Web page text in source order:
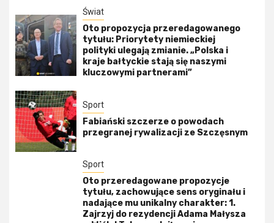
Świat
Oto propozycja przeredagowanego
tytułu: Priorytety niemieckiej
polityki ulegają zmianie. „Polska i
kraje bałtyckie stają się naszymi
kluczowymi partnerami”
Sport
Fabiański szczerze o powodach
przegranej rywalizacji ze Szczęsnym
Sport
Oto przeredagowane propozycje
tytułu, zachowujące sens oryginału i
nadające mu unikalny charakter: 1.
Zajrzyj do rezydencji Adama Małysza